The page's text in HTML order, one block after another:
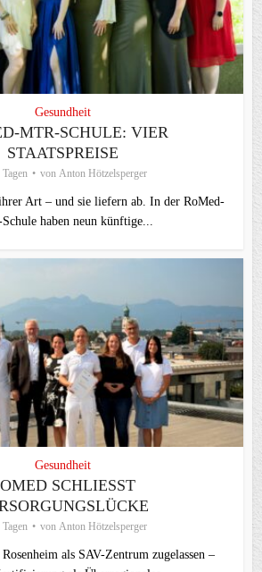
Gesundheit
MTR-SCHULE: VIER
STAATSPREISE
von Anton Hötzelsperger
Art – und sie liefern ab. In der RoMed-
haben neun künftige...
Gesundheit
SCHLIESST V
von Anton Hötzelsperger
als SAV-Zentrum zugelassen –